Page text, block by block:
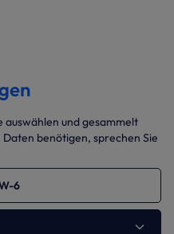
und gesammelt
benötigen, sprechen Sie
6